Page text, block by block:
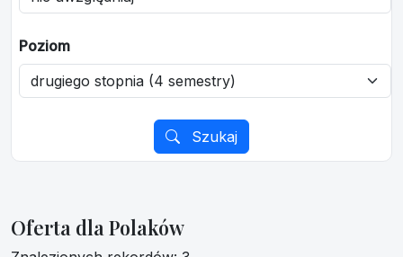
Poziom
Szukaj
Oferta dla Polaków